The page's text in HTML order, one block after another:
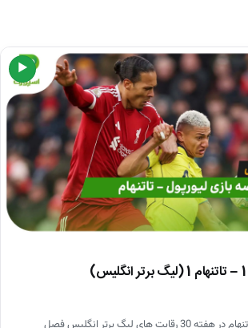
▶
خلاصه بازی لیورپول – تاتنهام در هفته 30 رقابت های لیگ برتر انگلیس فصل